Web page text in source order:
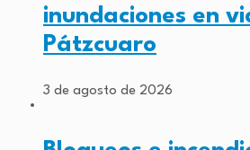
inundaciones en
Pátzcuaro
3 de agosto de 2026